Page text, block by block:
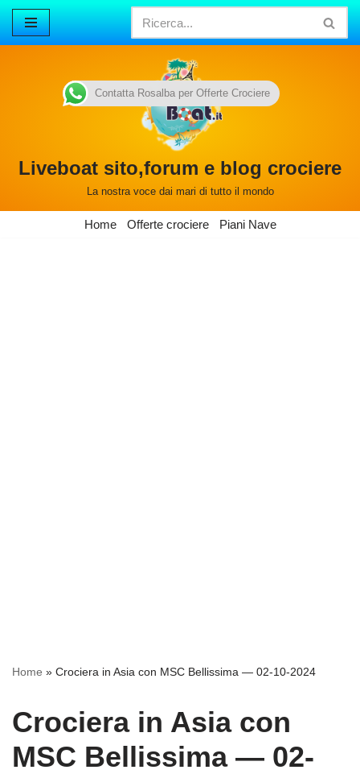
Vai
Liveboat sito,forum e blog crociere
La nostra voce dai mari di tutto il mondo
Home Offerte crociere Piani Nave
Home » Crociera in Asia con MSC Bellissima — 02-10-2024
Crociera in Asia con
MSC Bellissima — 02-
Contatta Rosalba per Offerte Crociere